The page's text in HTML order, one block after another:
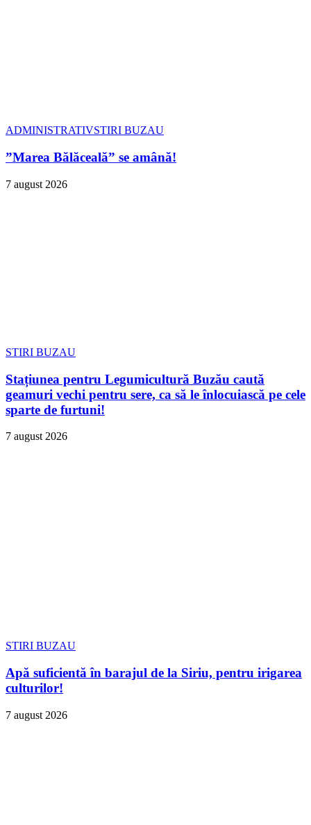
ADMINISTRATIVSTIRI BUZAU
”Marea Bălăceală” se amână!
7 august 2026
STIRI BUZAU
Stațiunea pentru Legumicultură Buzău caută
geamuri vechi pentru sere, ca să le înlocuiască pe cele
sparte de furtuni!
7 august 2026
STIRI BUZAU
Apă suficientă în barajul de la Siriu, pentru irigarea
culturilor!
7 august 2026